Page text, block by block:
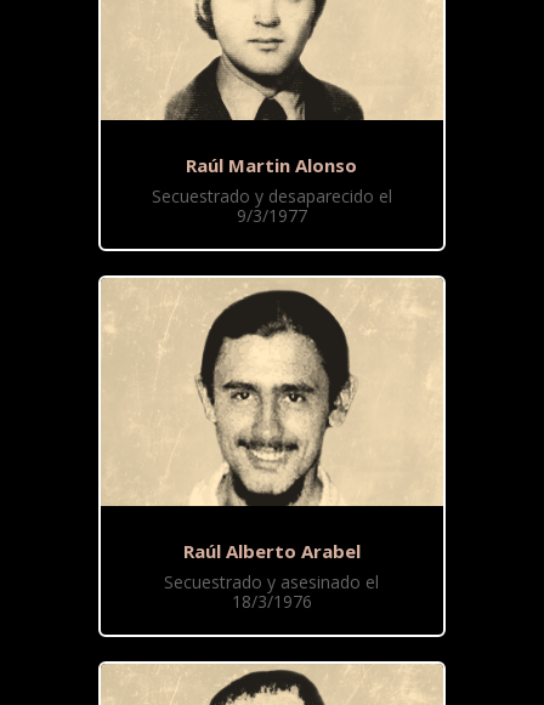
Raúl Martin Alonso
Secuestrado y desaparecido el
9/3/1977
Raúl Alberto Arabel
Secuestrado y asesinado el
18/3/1976